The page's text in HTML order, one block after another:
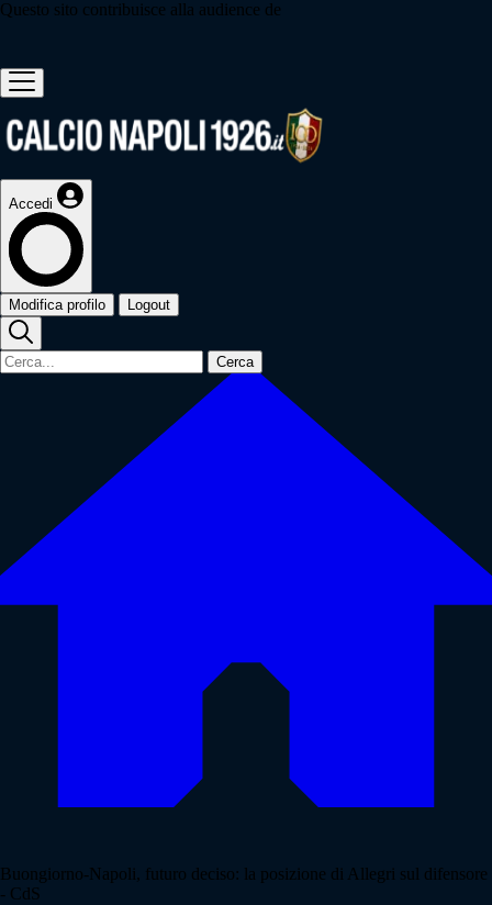
Questo sito contribuisce alla audience de
Accedi
Modifica profilo Logout
Cerca
Buongiorno-Napoli, futuro deciso: la posizione di Allegri sul difensore
- CdS